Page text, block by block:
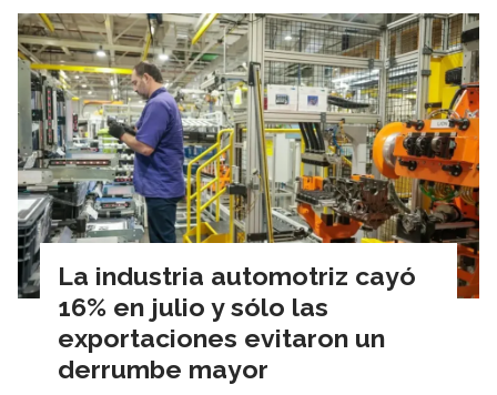
La industria automotriz cayó
16% en julio y sólo las
exportaciones evitaron un
derrumbe mayor